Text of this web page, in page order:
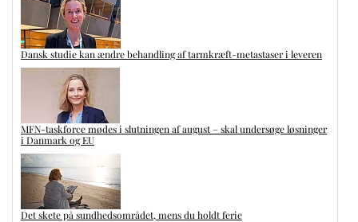
Dansk studie kan ændre behandling af tarmkræft-metastaser i leveren
MFN-taskforce mødes i slutningen af august – skal undersøge løsninger
i Danmark og EU
Det skete på sundhedsområdet, mens du holdt ferie